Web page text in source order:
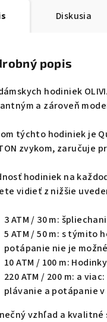
Diskusia
popis
hodiniek
a zároveň
týchto hodiniek je
zvykom, zaručuje
hodiniek na
vidieť z nižšie
3 ATM / 30 m:
5 ATM / 50 m: s týmito
potápanie nie je
10 ATM / 100 m:
220 ATM / 200 m: a
plávanie a potápanie
vzhľad a kvalitné